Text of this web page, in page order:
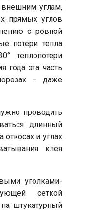
внешним углам,
прямых углов
с ровной
потери тепла
теплопотери
года эта часть
– даже
проводить
длинный
и углах
клея
уголками-
сеткой
штукатурный